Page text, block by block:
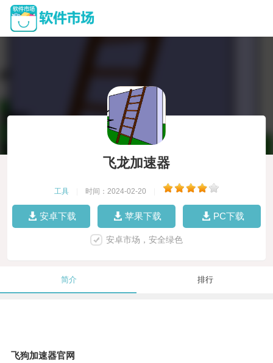
飞龙加速器
工具 时间：2024-02-20
安卓下载 苹果下载 PC下载
安卓市场，安全绿色
简介 排行
飞狗加速器官网